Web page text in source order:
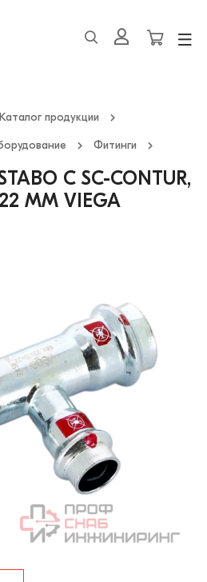
Каталог продукции
Фитинги
С SC-CONTUR,
ММ VIEGA